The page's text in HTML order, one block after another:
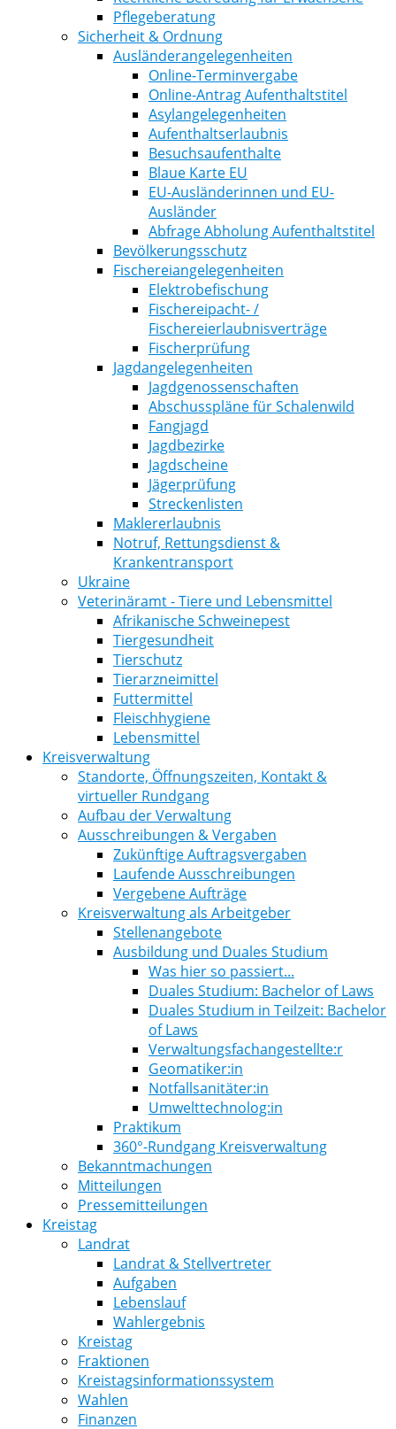
Pflegeberatung
Sicherheit & Ordnung
Ausländerangelegenheiten
Online-Terminvergabe
Online-Antrag Aufenthaltstitel
Asylangelegenheiten
Aufenthaltserlaubnis
Besuchsaufenthalte
Blaue Karte EU
EU-Ausländerinnen und EU-
Ausländer
Abfrage Abholung Aufenthaltstitel
Bevölkerungsschutz
Fischereiangelegenheiten
Elektrobefischung
Fischereipacht- /
Fischereierlaubnisverträge
Fischerprüfung
Jagdangelegenheiten
Jagdgenossenschaften
Abschusspläne für Schalenwild
Fangjagd
Jagdbezirke
Jagdscheine
Jägerprüfung
Streckenlisten
Maklererlaubnis
Notruf, Rettungsdienst &
Krankentransport
Ukraine
Veterinäramt - Tiere und Lebensmittel
Afrikanische Schweinepest
Tiergesundheit
Tierschutz
Tierarzneimittel
Futtermittel
Fleischhygiene
Lebensmittel
Kreisverwaltung
Standorte, Öffnungszeiten, Kontakt &
virtueller Rundgang
Aufbau der Verwaltung
Ausschreibungen & Vergaben
Zukünftige Auftragsvergaben
Laufende Ausschreibungen
Vergebene Aufträge
Kreisverwaltung als Arbeitgeber
Stellenangebote
Ausbildung und Duales Studium
Was hier so passiert...
Duales Studium: Bachelor of Laws
Duales Studium in Teilzeit: Bachelor
of Laws
Verwaltungsfachangestellte:r
Geomatiker:in
Notfallsanitäter:in
Umwelttechnolog:in
Praktikum
360°-Rundgang Kreisverwaltung
Bekanntmachungen
Mitteilungen
Pressemitteilungen
Kreistag
Landrat
Landrat & Stellvertreter
Aufgaben
Lebenslauf
Wahlergebnis
Kreistag
Fraktionen
Kreistagsinformationssystem
Wahlen
Finanzen